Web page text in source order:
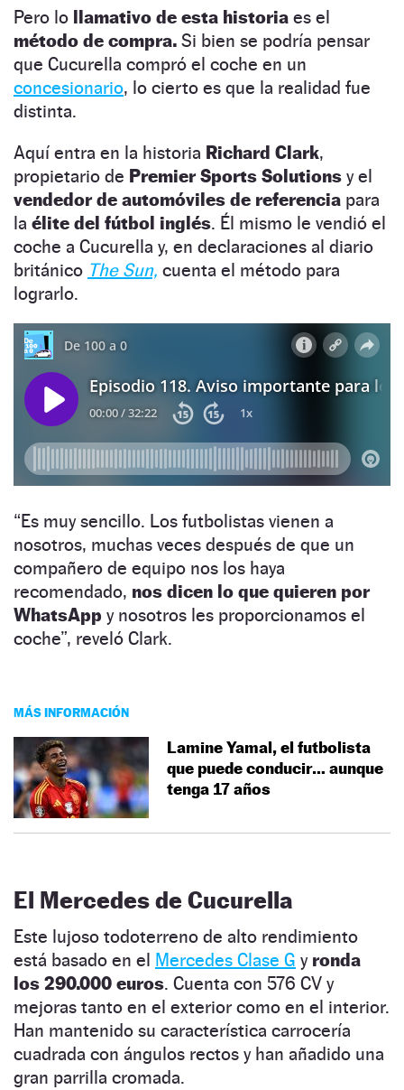
Pero lo llamativo de esta historia es el
método de compra. Si bien se podría pensar
que Cucurella compró el coche en un
concesionario, lo cierto es que la realidad fue
distinta.
Aquí entra en la historia Richard Clark,
propietario de Premier Sports Solutions y el
vendedor de automóviles de referencia para
la élite del fútbol inglés. Él mismo le vendió el
coche a Cucurella y, en declaraciones al diario
británico The Sun, cuenta el método para
lograrlo.
“Es muy sencillo. Los futbolistas vienen a
nosotros, muchas veces después de que un
compañero de equipo nos los haya
recomendado, nos dicen lo que quieren por
WhatsApp y nosotros les proporcionamos el
coche”, reveló Clark.
MÁS INFORMACIÓN
Lamine Yamal, el futbolista
que puede conducir… aunque
tenga 17 años
El Mercedes de Cucurella
Este lujoso todoterreno de alto rendimiento
está basado en el Mercedes Clase G y ronda
los 290.000 euros. Cuenta con 576 CV y
mejoras tanto en el exterior como en el interior.
Han mantenido su característica carrocería
cuadrada con ángulos rectos y han añadido una
gran parrilla cromada.